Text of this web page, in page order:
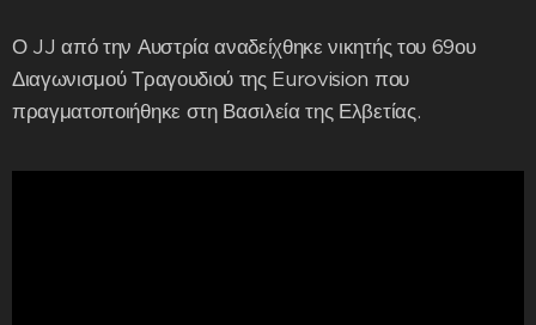
Ο JJ από την Αυστρία αναδείχθηκε νικητής του 69ου
Διαγωνισμού Τραγουδιού της Eurovision που
πραγματοποιήθηκε στη Βασιλεία της Ελβετίας.